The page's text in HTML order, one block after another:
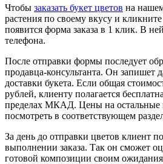
Чтобы заказать букет цветов на
растения по своему вкусу и
появится форма заказа в 1 клик. В
телефона.
После отправки формы последует
продавца-консультанта. Он запишет
доставки букета. Если общая
рублей, клиенту полагается
пределах МКАД. Цены на остальные
посмотреть в соответствующем
За день до отправки цветов клиент
выполнении заказа. Так он сможет
готовой композиции своим